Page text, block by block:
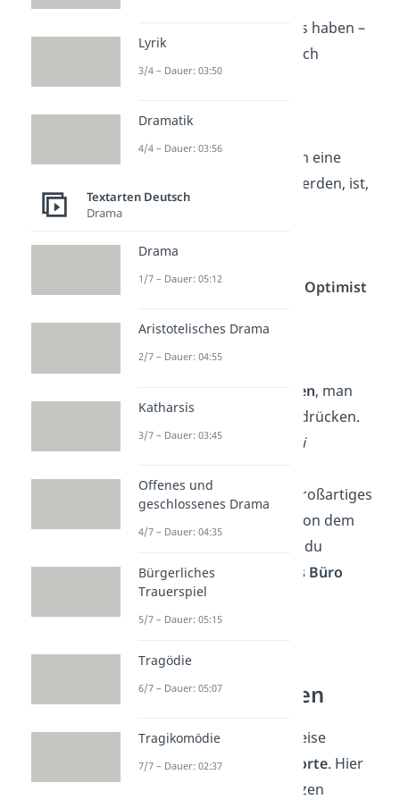
Man kann nicht alles haben –
wo sollte man es auch
hinlegen
Der einzige Weg, um eine
Versuchung loszuwerden, ist,
Ein Pessimist ist ein Optimist
— David Moorhead
Niesen, man
kann es nicht unterdrücken.
— Georges Wolinski
Das Gehirn ist ein großartiges
Organ. Es arbeitet von dem
Moment an, in dem du
aufstehst, bis du
ins Büro
kommst
— Woody Allen
Kurze Weisheiten
Manchmal brauchen weise
Sprüche nur
wenige Worte. Hier
sind unsere besten kurzen
Lyrik
3/4 – Dauer: 03:50
Dramatik
4/4 – Dauer: 03:56
Textarten Deutsch
Drama
Drama
1/7 – Dauer: 05:12
Aristotelisches Drama
2/7 – Dauer: 04:55
Katharsis
3/7 – Dauer: 03:45
Offenes und
geschlossenes Drama
4/7 – Dauer: 04:35
Bürgerliches
Trauerspiel
5/7 – Dauer: 05:15
Tragödie
6/7 – Dauer: 05:07
Tragikomödie
7/7 – Dauer: 02:37